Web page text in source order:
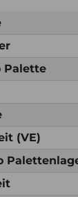
Palette
(VE)